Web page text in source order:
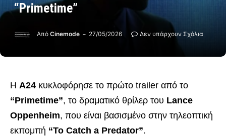
“Primetime”
Από Cinemode 27/05/2026 Δεν υπάρχουν Σχόλια
Η A24 κυκλοφόρησε το πρώτο trailer από το
“Primetime”, το δραματικό θρίλερ του Lance
Oppenheim, που είναι βασισμένο στην τηλεοπτική
εκπομπή “To Catch a Predator”.